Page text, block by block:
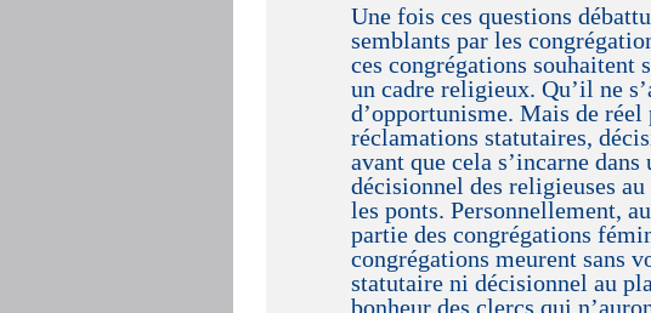
Une fois ces questions
semblants par les
ces congrégations souhaitent
un cadre religieux. Qu’il ne
d’opportunisme. Mais de
réclamations statutaires,
avant que cela s’incarne
décisionnel des religieuses
les ponts. Personnellement,
partie des congrégations
congrégations meurent sans
statutaire ni décisionnel au
bonheur des clercs qui